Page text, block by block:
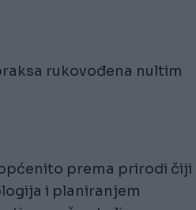
rukovođena nultim
prema prirodi čiji
i planiranjem